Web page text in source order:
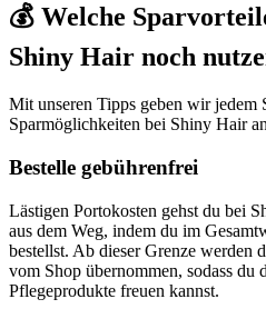
💰 Welche
Shiny Hair noch
Mit unseren Tipps geben wir jedem
Sparmöglichkeiten bei Shiny Hair
Bestelle gebührenfrei
Lästigen Portokosten gehst du bei
aus dem Weg, indem du im
bestellst. Ab dieser Grenze werden
vom Shop übernommen, sodass du
Pflegeprodukte freuen kannst.